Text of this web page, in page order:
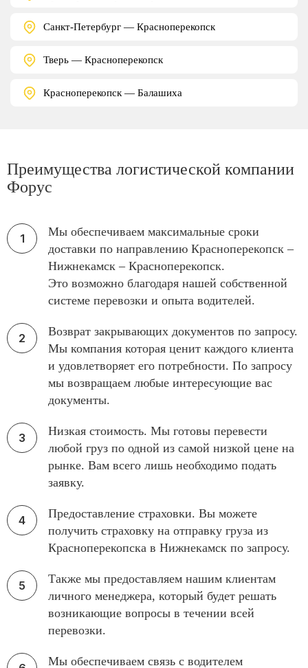
Санкт-Петербург — Красноперекопск
Тверь — Красноперекопск
Красноперекопск — Балашиха
Преимущества логистической компании
Форус
Мы обеспечиваем максимальные сроки
доставки по направлению Красноперекопск –
Нижнекамск – Красноперекопск.
Это возможно благодаря нашей собственной
системе перевозки и опыта водителей.
Возврат закрывающих документов по запросу.
Мы компания которая ценит каждого клиента
и удовлетворяет его потребности. По запросу
мы возвращаем любые интересующие вас
документы.
Низкая стоимость. Мы готовы перевести
любой груз по одной из самой низкой цене на
рынке. Вам всего лишь необходимо подать
заявку.
Предоставление страховки. Вы можете
получить страховку на отправку груза из
Красноперекопска в Нижнекамск по запросу.
Также мы предоставляем нашим клиентам
личного менеджера, который будет решать
возникающие вопросы в течении всей
перевозки.
Мы обеспечиваем связь с водителем